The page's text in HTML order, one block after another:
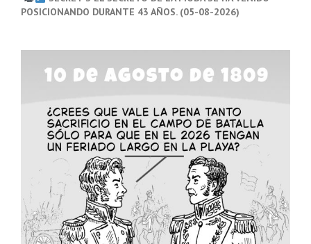
POSICIONANDO DURANTE 43 AÑOS. (05-08-2026)